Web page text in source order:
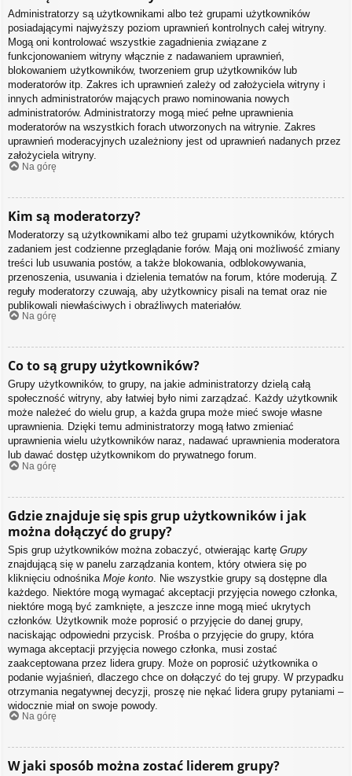
Administratorzy są użytkownikami albo też grupami użytkowników
posiadającymi najwyższy poziom uprawnień kontrolnych całej witryny.
Mogą oni kontrolować wszystkie zagadnienia związane z
funkcjonowaniem witryny włącznie z nadawaniem uprawnień,
blokowaniem użytkowników, tworzeniem grup użytkowników lub
moderatorów itp. Zakres ich uprawnień zależy od założyciela witryny i
innych administratorów mających prawo nominowania nowych
administratorów. Administratorzy mogą mieć pełne uprawnienia
moderatorów na wszystkich forach utworzonych na witrynie. Zakres
uprawnień moderacyjnych uzależniony jest od uprawnień nadanych przez
założyciela witryny.
Na górę
Kim są moderatorzy?
Moderatorzy są użytkownikami albo też grupami użytkowników, których
zadaniem jest codzienne przeglądanie forów. Mają oni możliwość zmiany
treści lub usuwania postów, a także blokowania, odblokowywania,
przenoszenia, usuwania i dzielenia tematów na forum, które moderują. Z
reguły moderatorzy czuwają, aby użytkownicy pisali na temat oraz nie
publikowali niewłaściwych i obraźliwych materiałów.
Na górę
Co to są grupy użytkowników?
Grupy użytkowników, to grupy, na jakie administratorzy dzielą całą
społeczność witryny, aby łatwiej było nimi zarządzać. Każdy użytkownik
może należeć do wielu grup, a każda grupa może mieć swoje własne
uprawnienia. Dzięki temu administratorzy mogą łatwo zmieniać
uprawnienia wielu użytkowników naraz, nadawać uprawnienia moderatora
lub dawać dostęp użytkownikom do prywatnego forum.
Na górę
Gdzie znajduje się spis grup użytkowników i jak
można dołączyć do grupy?
Spis grup użytkowników można zobaczyć, otwierając kartę Grupy
znajdującą się w panelu zarządzania kontem, który otwiera się po
kliknięciu odnośnika Moje konto . Nie wszystkie grupy są dostępne dla
każdego. Niektóre mogą wymagać akceptacji przyjęcia nowego członka,
niektóre mogą być zamknięte, a jeszcze inne mogą mieć ukrytych
członków. Użytkownik może poprosić o przyjęcie do danej grupy,
naciskając odpowiedni przycisk. Prośba o przyjęcie do grupy, która
wymaga akceptacji przyjęcia nowego członka, musi zostać
zaakceptowana przez lidera grupy. Może on poprosić użytkownika o
podanie wyjaśnień, dlaczego chce on dołączyć do tej grupy. W przypadku
otrzymania negatywnej decyzji, proszę nie nękać lidera grupy pytaniami –
widocznie miał on swoje powody.
Na górę
W jaki sposób można zostać liderem grupy?